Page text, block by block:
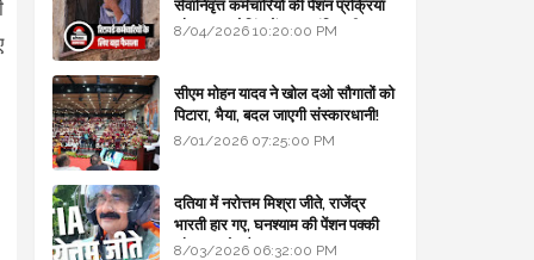
सेवानिवृत्त कर्मचारियों की पेंशन प्रक्रिया
और बजट कोडिंग में हुए क्रांतिकारी
8/04/2026 10:20:00 PM
सीएम मोहन यादव ने खोल दओ सौगातों को
पिटारा, भैया, बदल जाएगी संस्कारधानी!
8/01/2026 07:25:00 PM
दतिया में नरोत्तम मिश्रा जीते, राजेंद्र
भारती हार गए, घनश्याम की पेंशन पक्की
और आशुतोष बैक टू...
8/03/2026 06:32:00 PM